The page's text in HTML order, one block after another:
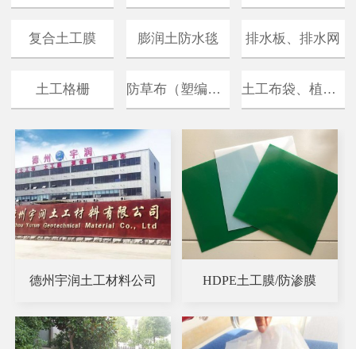
复合土工膜 膨润土防水毯 排水板、排水网
土工格栅 防草布（塑编布） 土工布袋、植生袋
德州宇润土工材料公司 HDPE土工膜/防渗膜